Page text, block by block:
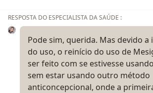
RESPOSTA DO ESPECIALISTA DA SAÚDE :
Pode sim, querida. Mas devido
do uso, o reinício do uso de
ser feito com se estivesse
sem estar usando outro método
anticoncepcional, onde a